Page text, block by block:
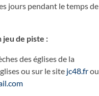
jours pendant le temps de
de piste :
des églises de la
ou sur le site jc48.frou